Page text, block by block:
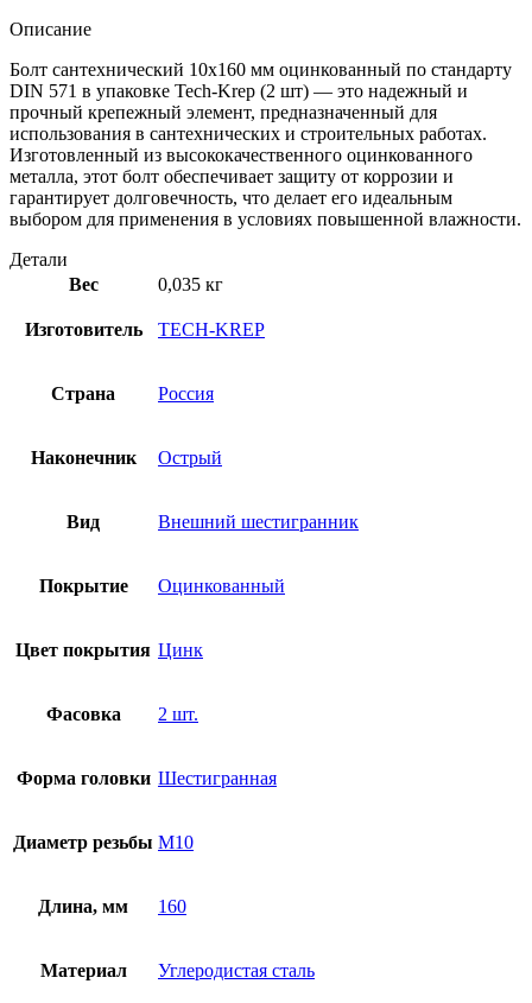
Описание
Болт сантехнический 10х160 мм оцинкованный по стандарту
DIN 571 в упаковке Tech-Krep (2 шт) — это надежный и
прочный крепежный элемент, предназначенный для
использования в сантехнических и строительных работах.
Изготовленный из высококачественного оцинкованного
металла, этот болт обеспечивает защиту от коррозии и
гарантирует долговечность, что делает его идеальным
выбором для применения в условиях повышенной влажности.
Детали
Вес
0,035 кг
Изготовитель TECH-KREP
Страна Россия
Наконечник Острый
Вид Внешний шестигранник
Покрытие Оцинкованный
Цвет покрытия Цинк
Фасовка 2 шт.
Форма головки Шестигранная
Диаметр резьбы М10
Длина, мм 160
Материал Углеродистая сталь